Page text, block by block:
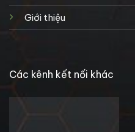
Giới thiệu
Các kênh kết nối khác